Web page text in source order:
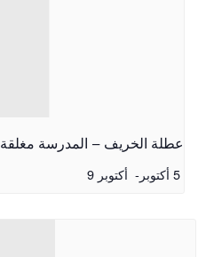
عطلة الخريف – المدرسة مغلقة
5 أكتوبر
- أكتوبر 9